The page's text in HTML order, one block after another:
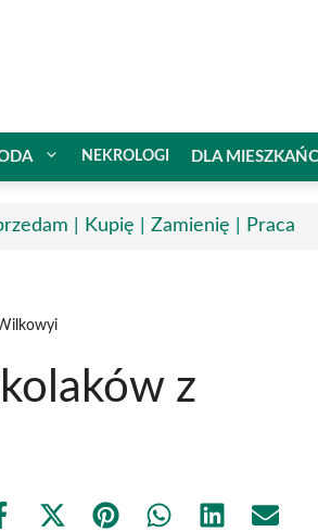
NEKROLOGI DLA
| Kupię | Zamienię | Praca
z
Share
Share Share Share Share Share